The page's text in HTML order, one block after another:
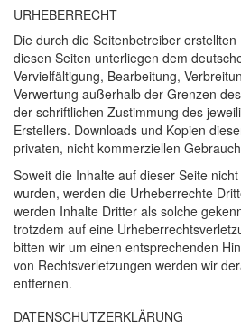
URHEBERRECHT
Die durch die Seitenbetreiber
diesen Seiten unterliegen dem
Vervielfältigung, Bearbeitung,
Verwertung außerhalb der Grenzen
der schriftlichen Zustimmung des
Erstellers. Downloads und Kopien
privaten, nicht kommerziellen
Soweit die Inhalte auf dieser Seite
wurden, werden die Urheberrechte
werden Inhalte Dritter als solche
trotzdem auf eine
bitten wir um einen entsprechenden
von Rechtsverletzungen werden wir
entfernen.
DATENSCHUTZ­ERKLÄRUNG